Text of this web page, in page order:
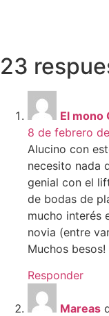
23
El mono
8 de febrero
Alucino con
necesito nada
genial con el
de bodas de
mucho interés
novia (entre
Muchos besos!
Responder
Mareas